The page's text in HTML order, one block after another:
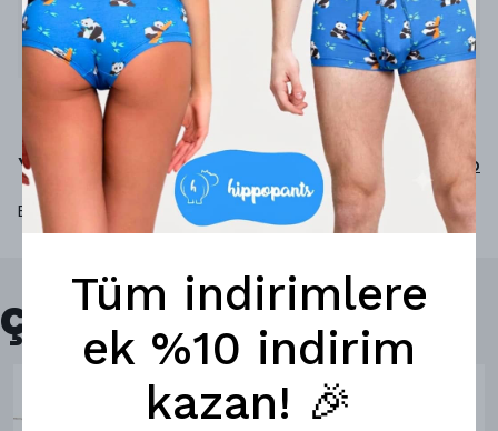
%92 micro-modal
%8 elastan
Yorumlar Yorum Yap
Bu ürün için henüz yorum yapılmamış.
Çok Satanlar
Tüm indirimlere
ek %10 indirim
kazan! 🎉